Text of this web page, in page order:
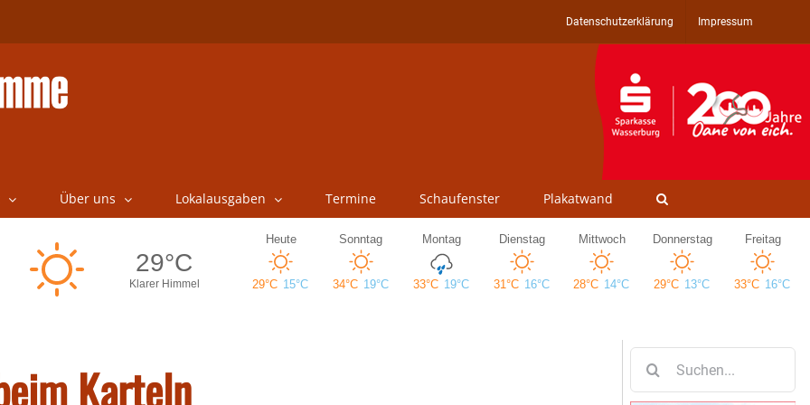
Datenschutzerklärung Impressum
Über uns Lokalausgaben Termine Schaufenster Plakatwand
Karteln
nach: